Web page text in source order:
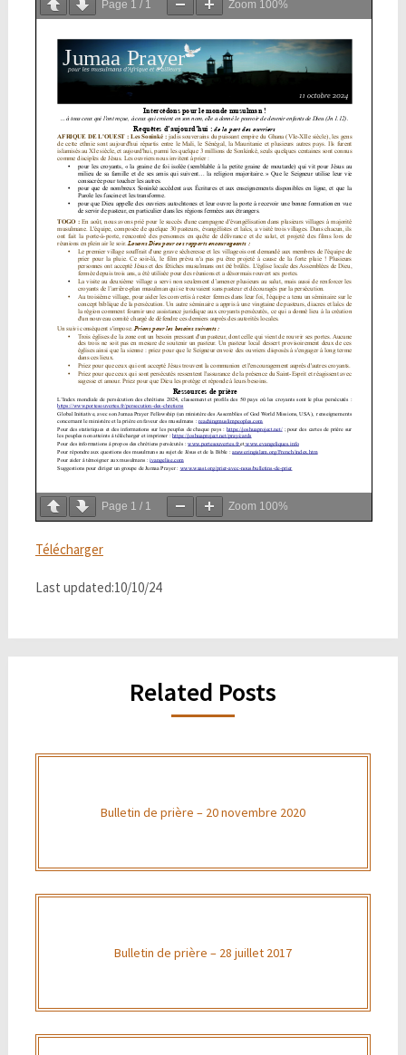
Page 1 / 1 Zoom 100%
Page 1 / 1 Zoom 100%
Télécharger
Last updated:10/10/24
Related Posts
Bulletin de prière – 20 novembre 2020
Bulletin de prière – 28 juillet 2017